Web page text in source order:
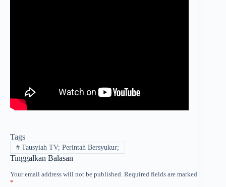
Tags
#Tausyiah TV; Perintah Bersyukur;
Tinggalkan Balasan
Your email address will not be published. Required fields are marked
*